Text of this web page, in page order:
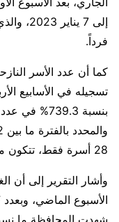
فرداً.
كما أن عدد الأسر
تسجيله في الأسابيع
بنسبة
28 أسرة فقط، تتكون من 168 فرداً.
وأشار التقرير إلى أن